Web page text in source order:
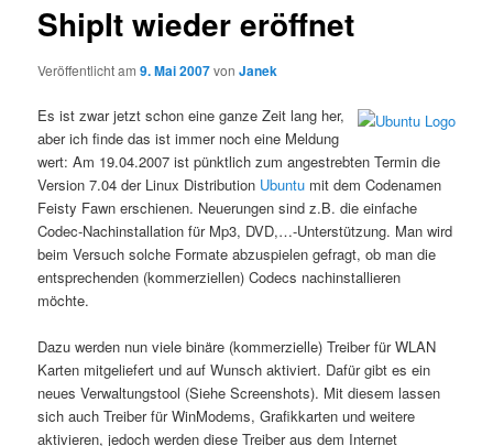
ShipIt wieder eröffnet
Veröffentlicht am9. Mai 2007vonJanek
Es ist zwar jetzt schon eine ganze Zeit lang her,
aber ich finde das ist immer noch eine Meldung
wert: Am 19.04.2007 ist pünktlich zum angestrebten Termin die
Version 7.04 der Linux Distribution Ubuntu mit dem Codenamen
Feisty Fawn erschienen. Neuerungen sind z.B. die einfache
Codec-Nachinstallation für Mp3, DVD,…-Unterstützung. Man wird
beim Versuch solche Formate abzuspielen gefragt, ob man die
entsprechenden (kommerziellen) Codecs nachinstallieren
möchte.
Dazu werden nun viele binäre (kommerzielle) Treiber für WLAN
Karten mitgeliefert und auf Wunsch aktiviert. Dafür gibt es ein
neues Verwaltungstool (Siehe Screenshots). Mit diesem lassen
sich auch Treiber für WinModems, Grafikkarten und weitere
aktivieren, jedoch werden diese Treiber aus dem Internet